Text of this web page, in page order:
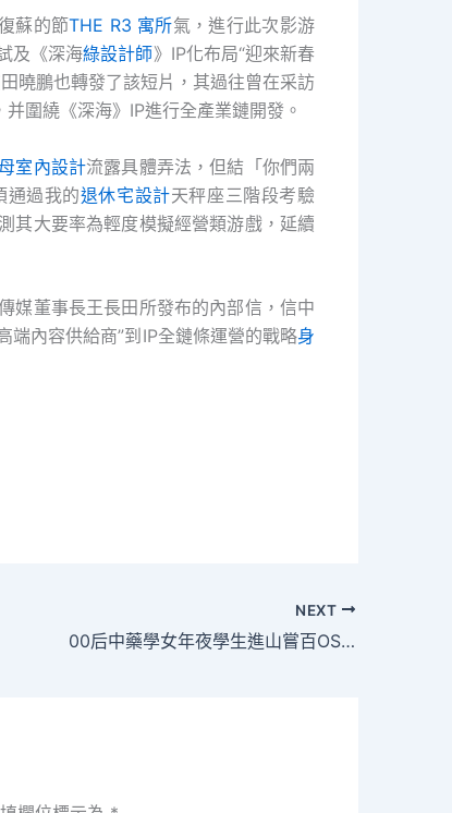
蘇的節THE R3 寓所氣，進行此次影游
及《深海綠設計師》IP化布局“迎來新春
曉鵬也轉發了該短片，其過往曾在采訪
圍繞《深海》IP進行全產業鏈開發。
室內設計流露具體弄法，但結「你們兩
通過我的退休宅設計天秤座三階段考驗
其大要率為輕度模擬經營類游戲，延續
媒董事長王長田所發布的內部信，信中
端內容供給商”到IP全鏈條運營的戰略身
NEXT
00后中藥學女年夜學生進山嘗百OSDER奧斯德汽車材料草走紅：切勿模擬